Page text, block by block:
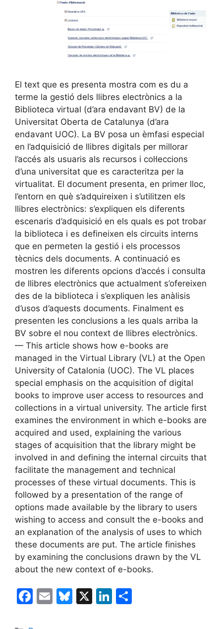
El text que es presenta mostra com es du a
terme la gestió dels llibres electrònics a la
Biblioteca virtual (d’ara endavant BV) de la
Universitat Oberta de Catalunya (d’ara
endavant UOC). La BV posa un èmfasi especial
en l’adquisició de llibres digitals per millorar
l’accés als usuaris als recursos i col·leccions
d’una universitat que es caracteritza per la
virtualitat. El document presenta, en primer lloc,
l’entorn en què s’adquireixen i s’utilitzen els
llibres electrònics: s’expliquen els diferents
escenaris d’adquisició en els quals es pot trobar
la biblioteca i es defineixen els circuits interns
que en permeten la gestió i els processos
tècnics dels documents. A continuació es
mostren les diferents opcions d’accés i consulta
de llibres electrònics que actualment s’ofereixen
des de la biblioteca i s’expliquen les anàlisis
d’usos d’aquests documents. Finalment es
presenten les conclusions a les quals arriba la
BV sobre el nou context de llibres electrònics.
— This article shows how e-books are
managed in the Virtual Library (VL) at the Open
University of Catalonia (UOC). The VL places
special emphasis on the acquisition of digital
books to improve user access to resources and
collections in a virtual university. The article first
examines the environment in which e-books are
acquired and used, explaining the various
stages of acquisition that the library might be
involved in and defining the internal circuits that
facilitate the management and technical
processes of these virtual documents. This is
followed by a presentation of the range of
options made available by the library to users
wishing to access and consult the e-books and
an explanation of the analysis of uses to which
these documents are put. The article finishes
by examining the conclusions drawn by the VL
about the new context of e-books.
F
E
Bl X
Li